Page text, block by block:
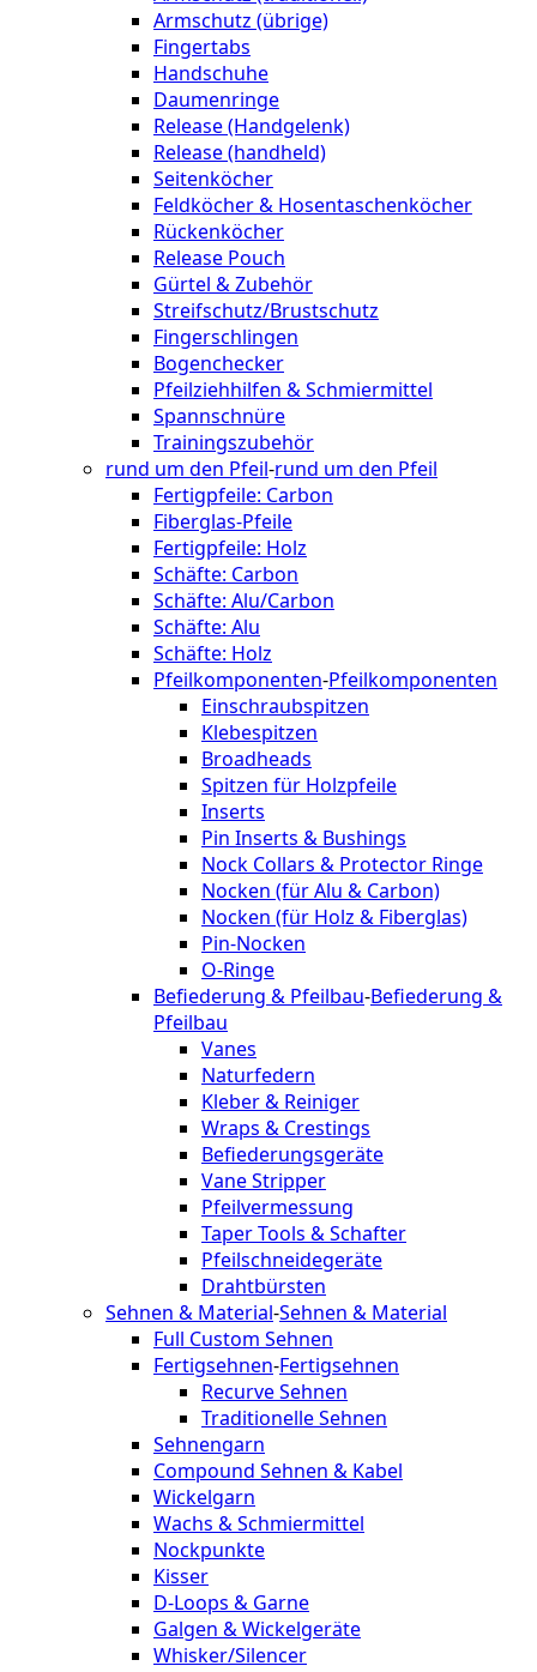
Armschutz (übrige)
Fingertabs
Handschuhe
Daumenringe
Release (Handgelenk)
Release (handheld)
Seitenköcher
Feldköcher & Hosentaschenköcher
Rückenköcher
Release Pouch
Gürtel & Zubehör
Streifschutz/Brustschutz
Fingerschlingen
Bogenchecker
Pfeilziehhilfen & Schmiermittel
Spannschnüre
Trainingszubehör
rund um den Pfeil-rund um den Pfeil
Fertigpfeile: Carbon
Fiberglas-Pfeile
Fertigpfeile: Holz
Schäfte: Carbon
Schäfte: Alu/Carbon
Schäfte: Alu
Schäfte: Holz
Pfeilkomponenten-Pfeilkomponenten
Einschraubspitzen
Klebespitzen
Broadheads
Spitzen für Holzpfeile
Inserts
Pin Inserts & Bushings
Nock Collars & Protector Ringe
Nocken (für Alu & Carbon)
Nocken (für Holz & Fiberglas)
Pin-Nocken
O-Ringe
Befiederung & Pfeilbau-Befiederung &
Pfeilbau
Vanes
Naturfedern
Kleber & Reiniger
Wraps & Crestings
Befiederungsgeräte
Vane Stripper
Pfeilvermessung
Taper Tools & Schafter
Pfeilschneidegeräte
Drahtbürsten
Sehnen & Material-Sehnen & Material
Full Custom Sehnen
Fertigsehnen-Fertigsehnen
Recurve Sehnen
Traditionelle Sehnen
Sehnengarn
Compound Sehnen & Kabel
Wickelgarn
Wachs & Schmiermittel
Nockpunkte
Kisser
D-Loops & Garne
Galgen & Wickelgeräte
Whisker/Silencer